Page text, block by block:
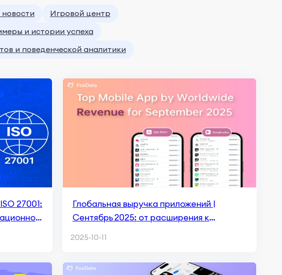
Игровой центр
и истории успеха
и поведенческой аналитики
27001:
Глобальная выручка приложений |
Сентябрь 2025: от расширения к
2025-10-11